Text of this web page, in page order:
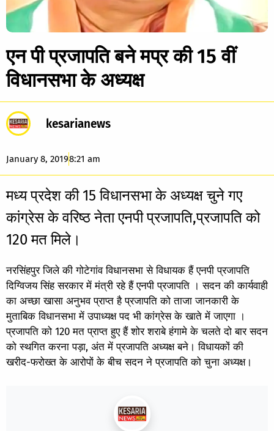
एन पी प्रजापति बने मप्र की 15 वीं
विधानसभा के अध्यक्ष
kesarianews
January 8, 20198:21 am
मध्य प्रदेश की 15 विधानसभा के अध्यक्ष चुने गए
कांग्रेस के वरिष्ठ नेता एनपी प्रजापति,प्रजापति को
120 मत मिले।
नरसिंहपुर जिले की गोटेगांव विधानसभा से विधायक हैं एनपी प्रजापति
दिग्विजय सिंह सरकार में मंत्री रहे हैं एनपी प्रजापति । सदन की कार्यवाही
का अच्छा खासा अनुभव प्राप्त है प्रजापति को ताजा जानकारी के
मुताबिक विधानसभा में उपाध्यक्ष पद भी कांग्रेस के खाते में जाएगा ।
प्रजापति को 120 मत प्राप्त हुए हैं शोर शराबे हंगामे के चलते दो बार सदन
को स्थगित करना पड़ा, अंत में प्रजापति अध्यक्ष बने। विधायकों की
खरीद-फरोख्त के आरोपों के बीच सदन ने प्रजापति को चुना अध्यक्ष।